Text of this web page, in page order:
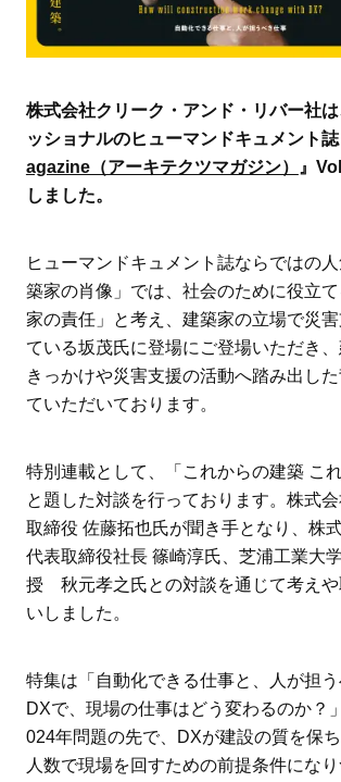
株式会社クリーク・アンド・リバー社
ッショナルのヒューマンドキュメント誌
agazine（アーキテクツマガジン）
』
しました。
ヒューマンドキュメント誌ならではの
築家の肖像」では、社会のために役立
家の責任」と考え、建築家の立場で災
ている坂茂氏に登場にご登場いただき
きっかけや災害支援の活動へ踏み出し
ていただいております。
特別連載として、「これからの建築 こ
と題した対談を行っております。株式
取締役 佐藤拓也氏が聞き手となり、株
代表取締役社長 篠崎淳氏、芝浦工業大
授 秋元孝之氏との対談を通じて考えや
いしました。
特集は「自動化できる仕事と、人が担
DXで、現場の仕事はどう変わるのか？
024年問題の先で、DXが建設の質を保
人数で現場を回すための前提条件にな